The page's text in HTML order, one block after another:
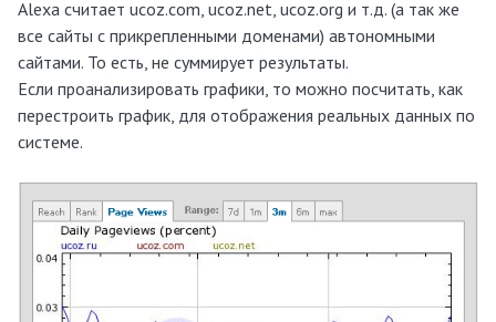
Alexa считает ucoz.com, ucoz.net, ucoz.org и т.д. (а так же
все сайты с прикрепленными доменами) автономными
сайтами. То есть, не суммирует результаты.
Если проанализировать графики, то можно посчитать, как
перестроить график, для отображения реальных данных по
системе.